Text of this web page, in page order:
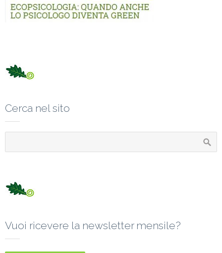
Cerca nel sito
Vuoi ricevere la newsletter mensile?